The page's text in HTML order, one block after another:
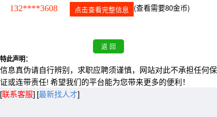
132****3608 点击查看完整信息 (查看需要80金币)
特此声明：
信息真伪请自行辨别，求职应聘须谨慎，网站对此不承担任何保
证或连带责任! 希望我们的平台能为您带来更多的便利！
[联系客服] [最新找人才]